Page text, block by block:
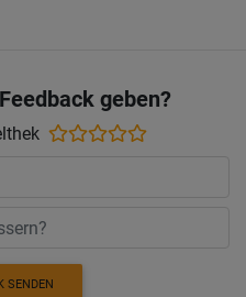
geben?
SENDEN